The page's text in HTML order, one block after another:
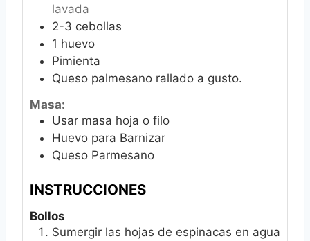
lavada
2-3 cebollas
1 huevo
Pimienta
Queso palmesano rallado a gusto.
Masa:
Usar masa hoja o filo
Huevo para Barnizar
Queso Parmesano
INSTRUCCIONES
Bollos
Sumergir las hojas de espinacas en agua